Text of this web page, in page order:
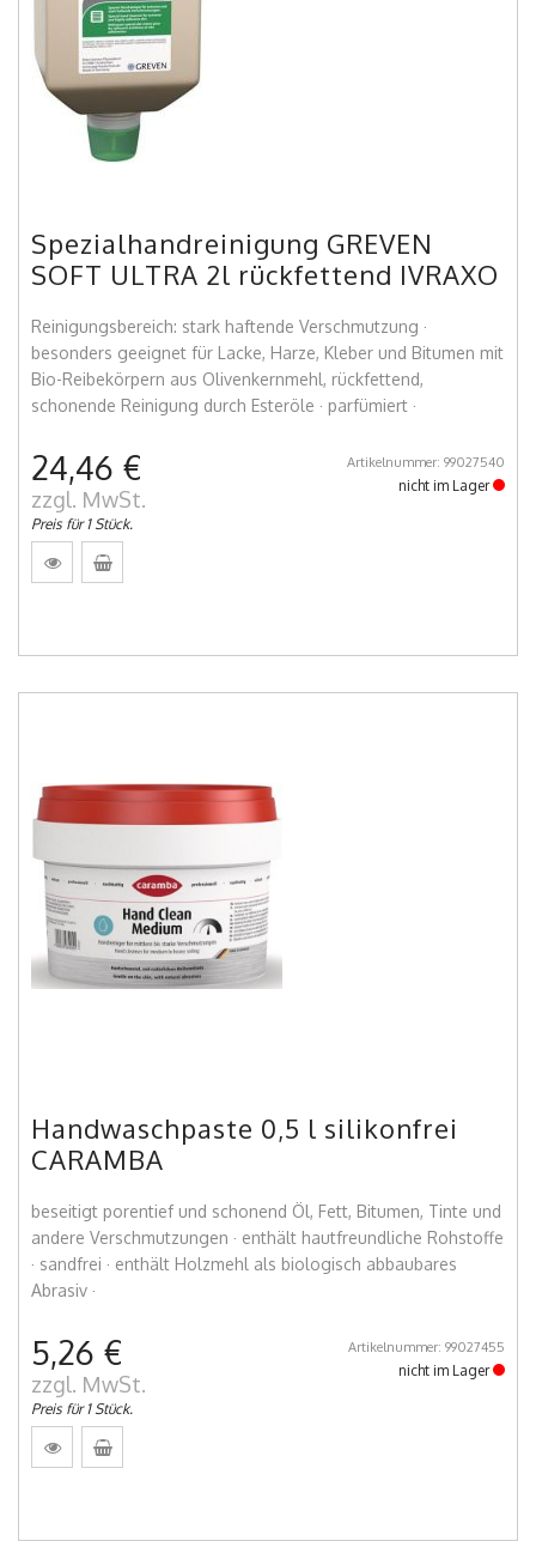
Spezialhandreinigung GREVEN
SOFT ULTRA 2l rückfettend IVRAXO
Reinigungsbereich: stark haftende Verschmutzung ·
besonders geeignet für Lacke, Harze, Kleber und Bitumen mit
Bio-Reibekörpern aus Olivenkernmehl, rückfettend,
schonende Reinigung durch Esteröle · parfümiert ·
24,46 €
zzgl. MwSt.
Preis für 1 Stück.
Artikelnummer: 99027540
nicht im Lager
Handwaschpaste 0,5 l silikonfrei
CARAMBA
beseitigt porentief und schonend Öl, Fett, Bitumen, Tinte und
andere Verschmutzungen · enthält hautfreundliche Rohstoffe
· sandfrei · enthält Holzmehl als biologisch abbaubares
Abrasiv ·
5,26 €
zzgl. MwSt.
Preis für 1 Stück.
Artikelnummer: 99027455
nicht im Lager